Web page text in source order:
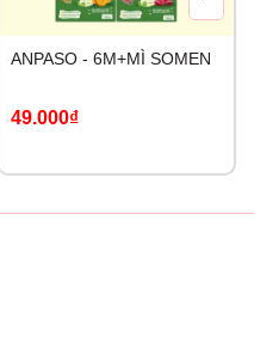
ANPASO - 6M+MÌ SOMEN
49.000₫